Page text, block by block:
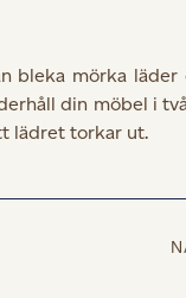
bleka mörka läder
din möbel i
lädret torkar ut.